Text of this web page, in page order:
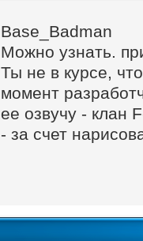
Base_Badman
Можно узнать.
Ты не в курсе,
момент
ее озвучу - клан
- за счет